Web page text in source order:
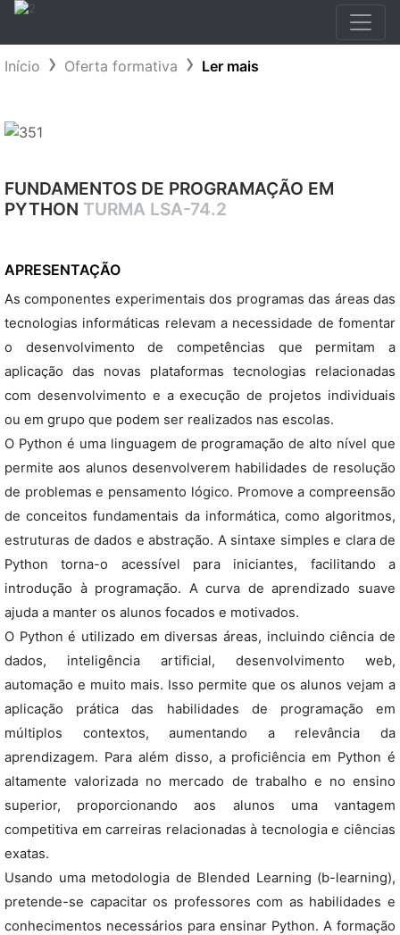
Início Oferta formativa Ler mais
FUNDAMENTOS DE PROGRAMAÇÃO EM
PYTHON TURMA LSA-74.2
APRESENTAÇÃO
As componentes experimentais dos programas das áreas das
tecnologias informáticas relevam a necessidade de fomentar
o desenvolvimento de competências que permitam a
aplicação das novas plataformas tecnologias relacionadas
com desenvolvimento e a execução de projetos individuais
ou em grupo que podem ser realizados nas escolas.
O Python é uma linguagem de programação de alto nível que
permite aos alunos desenvolverem habilidades de resolução
de problemas e pensamento lógico. Promove a compreensão
de conceitos fundamentais da informática, como algoritmos,
estruturas de dados e abstração. A sintaxe simples e clara de
Python torna-o acessível para iniciantes, facilitando a
introdução à programação. A curva de aprendizado suave
ajuda a manter os alunos focados e motivados.
O Python é utilizado em diversas áreas, incluindo ciência de
dados, inteligência artificial, desenvolvimento web,
automação e muito mais. Isso permite que os alunos vejam a
aplicação prática das habilidades de programação em
múltiplos contextos, aumentando a relevância da
aprendizagem. Para além disso, a proficiência em Python é
altamente valorizada no mercado de trabalho e no ensino
superior, proporcionando aos alunos uma vantagem
competitiva em carreiras relacionadas à tecnologia e ciências
exatas.
Usando uma metodologia de Blended Learning (b-learning),
pretende-se capacitar os professores com as habilidades e
conhecimentos necessários para ensinar Python. A formação